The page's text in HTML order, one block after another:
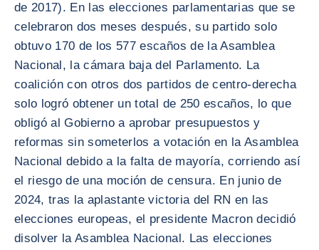
de 2017). En las elecciones parlamentarias que se
celebraron dos meses después, su partido solo
obtuvo 170 de los 577 escaños de la Asamblea
Nacional, la cámara baja del Parlamento. La
coalición con otros dos partidos de centro-derecha
solo logró obtener un total de 250 escaños, lo que
obligó al Gobierno a aprobar presupuestos y
reformas sin someterlos a votación en la Asamblea
Nacional debido a la falta de mayoría, corriendo así
el riesgo de una moción de censura. En junio de
2024, tras la aplastante victoria del RN en las
elecciones europeas, el presidente Macron decidió
disolver la Asamblea Nacional. Las elecciones